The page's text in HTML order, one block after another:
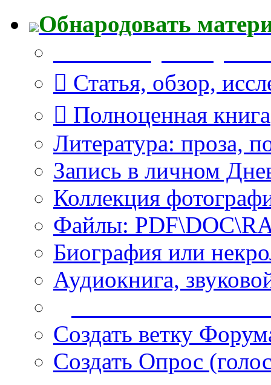
Обнародовать
Статья, обзор,
Полноценная книга
Литература: проза,
Запись в личном
Коллекция
Файлы:
Биография или
Аудиокнига,
Создать ветку
Создать Опрос